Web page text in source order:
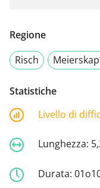
Regione
Risch
Statistiche
Livello di
Lunghezza:
Durata: